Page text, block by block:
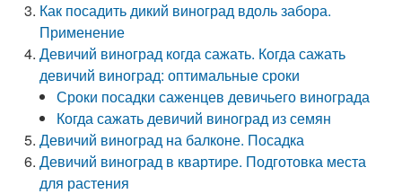
Как посадить дикий виноград вдоль забора.
Применение
Девичий виноград когда сажать. Когда сажать
девичий виноград: оптимальные сроки
Сроки посадки саженцев девичьего винограда
Когда сажать девичий виноград из семян
Девичий виноград на балконе. Посадка
Девичий виноград в квартире. Подготовка места
для растения